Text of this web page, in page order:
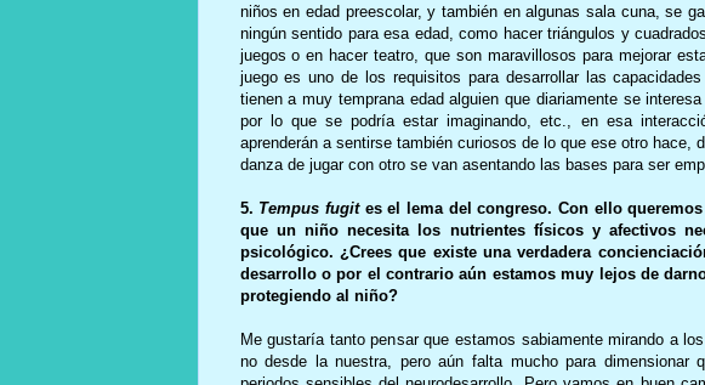
niños en edad preescolar, y también en algunas sala cuna, se
ningún sentido para esa edad, como hacer triángulos y
juegos o en hacer teatro, que son maravillosos para mejorar
juego es uno de los requisitos para desarrollar las
tienen a muy temprana edad alguien que diariamente se
por lo que se podría estar imaginando, etc., en esa
aprenderán a sentirse también curiosos de lo que ese otro
danza de jugar con otro se van asentando las bases para ser
5. Tempus fugites el lema del congreso. Con ello
que un niño necesita los nutrientes físicos y afectivos
psicológico. ¿Crees que existe una verdadera
desarrollo o por el contrario aún estamos muy lejos de
protegiendo al niño?
Me gustaría tanto pensar que estamos sabiamente mirando a
no desde la nuestra, pero aún falta mucho para